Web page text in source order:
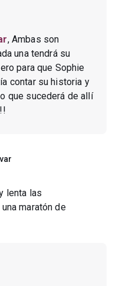
, Ambas son
una tendrá su
para que Sophie
contar su historia y
que sucederá de allí
lenta las
maratón de